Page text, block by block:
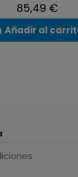
85,49 €
Añadir al